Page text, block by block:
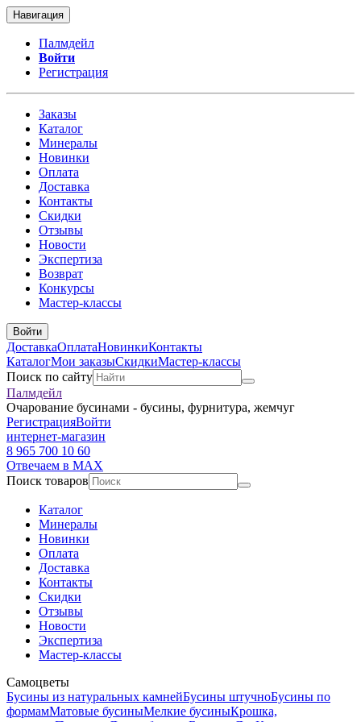
Навигация
Палмдейл
Войти
Регистрация
Заказы
Каталог
Минералы
Новинки
Оплата
Доставка
Контакты
Скидки
Отзывы
Новости
Экспертиза
Возврат
Конкурсы
Мастер-классы
Войти
ДоставкаОплатаНовинкиКонтакты
КаталогМои заказыСкидкиМастер-классы
Поиск по сайту
Палмдейл
Очарование бусинами - бусины, фурнитура, жемчуг
РегистрацияВойти
интернет-магазин
8 965 700 10 60
Отвечаем в MAX
Поиск товаров
Каталог
Минералы
Новинки
Оплата
Доставка
Контакты
Скидки
Отзывы
Новости
Экспертиза
Мастер-классы
Самоцветы
Бусины из натуральных камнейБусины штучноБусины по
формамМатовые бусиныМелкие бусиныКрошка,